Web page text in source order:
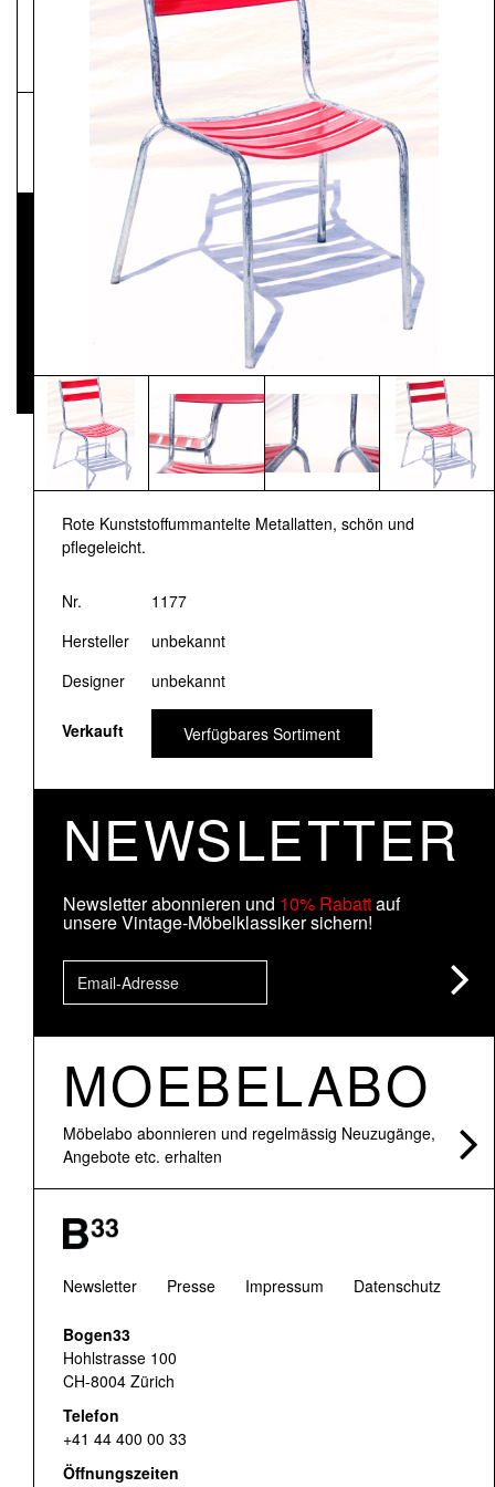
Rote Kunststoffummantelte Metallatten, schön und
pflegeleicht.
Nr.
1177
Hersteller
unbekannt
Designer
unbekannt
Verkauft Verfügbares Sortiment
NEWSLETTER
Newsletter abonnieren und 10% Rabattauf
unsere Vintage-Möbelklassiker sichern!
MOEBELABO
Möbelabo abonnieren und regelmässig Neuzugänge,
Angebote etc. erhalten
Newsletter Presse Impressum Datenschutz
Bogen33
Hohlstrasse 100
CH-8004 Zürich
Telefon
+41 44 400 00 33
Öffnungszeiten
NEWSLETTER
Pressematerial